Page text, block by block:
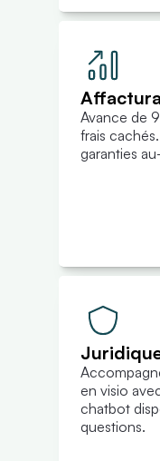
Avance de
frais
garanties
en visio
chatbot
questions.